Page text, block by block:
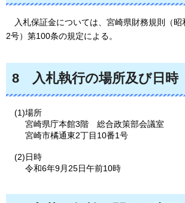
入札保証金については、宮崎県財務規則（
2号）第100条の規定による。
8 入札執行の場所及び日時
(1)場所
宮崎県庁本館3階
総合政策部会議室
宮崎市橘通東2丁目10番1号
(2)日時
令和6年9月25日午前10時